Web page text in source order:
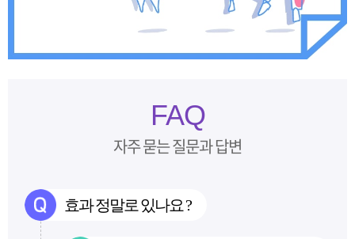
FAQ
자주 묻는 질문과 답변
효과 정말로 있나요 ?